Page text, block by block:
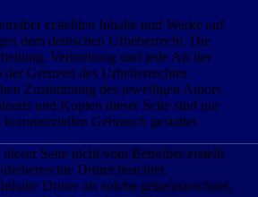
erstellten Inhalte und Werke auf
dem deutschen Urheber­recht. Die
Verbreitung und jede Art der
Grenzen des Urheberrechtes
Zustimmung des jeweiligen Autors
und Kopien dieser Seite sind nur
Gebrauch gestattet.
Seite nicht vom Betreiber erstellt
Dritter beachtet.
Dritter als solche gekennzeichnet.